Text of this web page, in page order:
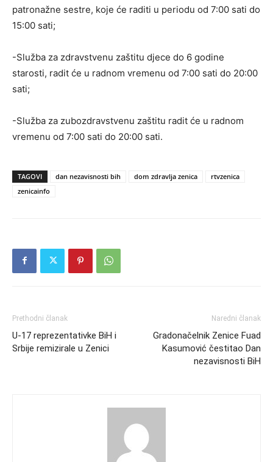
patronažne sestre, koje će raditi u periodu od 7:00 sati do
15:00 sati;
-Služba za zdravstvenu zaštitu djece do 6 godine
starosti, radit će u radnom vremenu od 7:00 sati do 20:00
sati;
-Služba za zubozdravstvenu zaštitu radit će u radnom
vremenu od 7:00 sati do 20:00 sati.
TAGOVI dan nezavisnosti bih dom zdravlja zenica
rtvzenica
zenicainfo
Prethodni članak
U-17 reprezentativke BiH i
Srbije remizirale u Zenici
Naredni članak
Gradonačelnik Zenice Fuad
Kasumović čestitao Dan
nezavisnosti BiH